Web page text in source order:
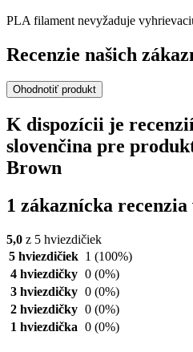
PLA filament nevyžaduje
Recenzie našich
Ohodnotiť produkt
K dispozícii je
slovenčina pre
Brown
1 zákaznícka
5,0 z 5 hviezdičiek
5 hviezdičiek 1 (100%)
4 hviezdičky 0 (0%)
3 hviezdičky 0 (0%)
2 hviezdičky 0 (0%)
1 hviezdička 0 (0%)